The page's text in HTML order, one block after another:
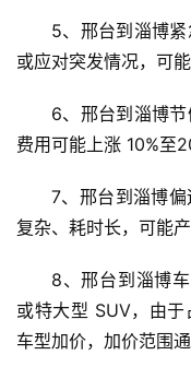
5、邢台到淄博
或应对突发情况，可
6、邢台到淄博节
费用可能上涨 10%至
7、邢台到淄博
复杂、耗时长，可能产
8、邢台到淄博
或特大型 SUV，由
车型加价，加价范围